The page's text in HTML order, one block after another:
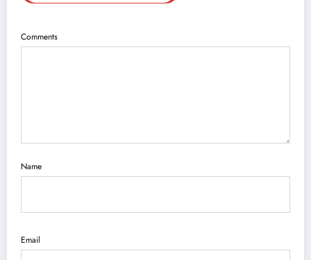
Comments
Name
Email